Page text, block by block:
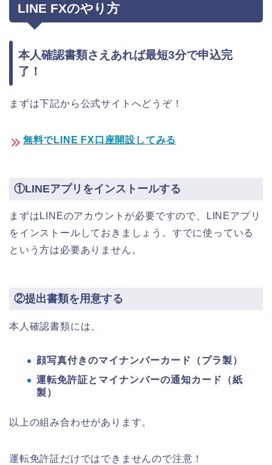
LINE FXのやり方
本人確認書類さえあれば最短3分で申込完
了！
まずは下記から公式サイトへどうぞ！
無料でLINE FX口座開設してみる
①LINEアプリをインストールする
まずはLINEのアカウントが必要ですので、LINEアプリ
をインストールしておきましょう。すでに使っている
という方は必要ありません。
②提出書類を用意する
本人確認書類には、
顔写真付きのマイナンバーカード（プラ製）
運転免許証とマイナンバーの通知カード（紙
製）
以上の組み合わせがあります。
運転免許証だけではできませんので注意！